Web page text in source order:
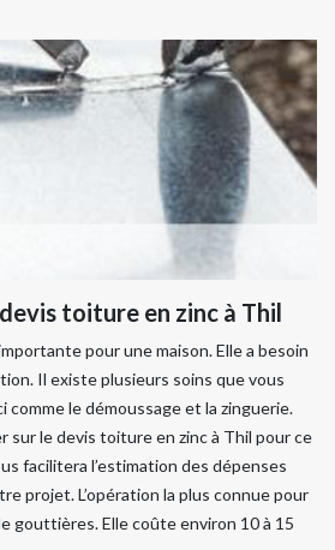
toiture en zinc à Thil
pour une maison. Elle a besoin
Il existe plusieurs soins que vous
comme le démoussage et la zinguerie.
sur le devis toiture en zinc à Thil pour ce
facilitera l’estimation des dépenses
projet. L’opération la plus connue pour
gouttières. Elle coûte environ 10 à 15